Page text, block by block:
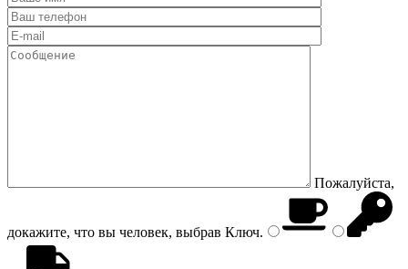
Пожалуйста,
докажите, что вы человек, выбрав Ключ.